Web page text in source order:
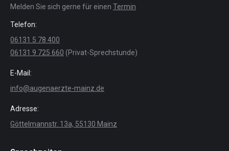
Melden Sie sich gerne für einen Termin
Telefon:
06131 5 78 400
06131 9 725 660 (Privat-Sprechstunde)
E-Mail:
info@augenaerzte-mainz.de
Adresse:
Göttelmannstr. 13a, 55130 Mainz